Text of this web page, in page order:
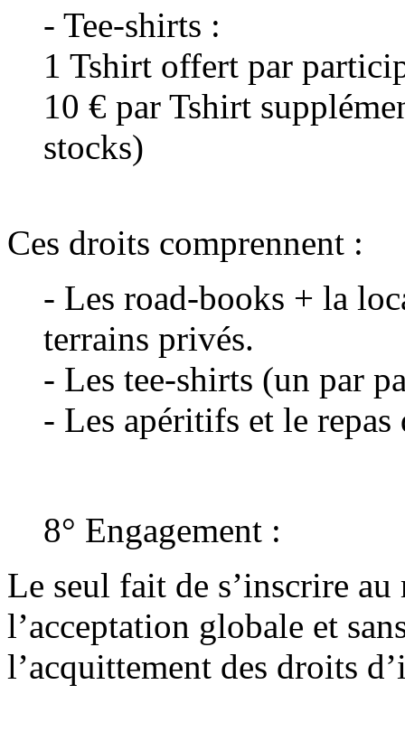
- Tee-shirts :
1 Tshirt offert par
10 € par Tshirt
stocks)
Ces droits comprennent :
- Les road-books + la
terrains privés.
- Les tee-shirts (un par
- Les apéritifs et le repas
8° Engagement :
Le seul fait de s’inscrire
l’acceptation globale et
l’acquittement des droits